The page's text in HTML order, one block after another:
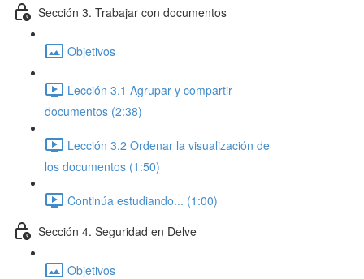
Sección 3. Trabajar con documentos
Objetivos
Lección 3.1 Agrupar y compartir
documentos (2:38)
Lección 3.2 Ordenar la visualización de
los documentos (1:50)
Continúa estudiando... (1:00)
Sección 4. Seguridad en Delve
Objetivos